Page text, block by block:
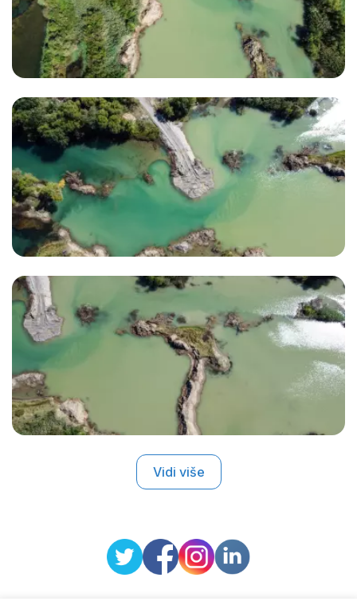
Vidi više